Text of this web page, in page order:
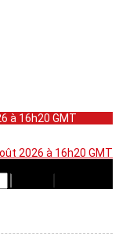
2026 à 16h20 GMT
à 16h20 GMT